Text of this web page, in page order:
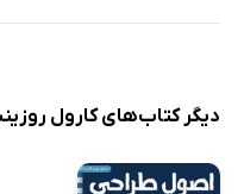
دیگر کتاب‌های کارول